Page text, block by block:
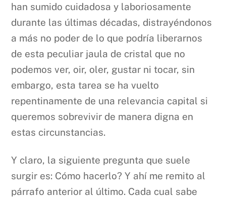
han sumido cuidadosa y laboriosamente
durante las últimas décadas, distrayéndonos
a más no poder de lo que podría liberarnos
de esta peculiar jaula de cristal que no
podemos ver, oir, oler, gustar ni tocar, sin
embargo, esta tarea se ha vuelto
repentinamente de una relevancia capital si
queremos sobrevivir de manera digna en
estas circunstancias.
Y claro, la siguiente pregunta que suele
surgir es: Cómo hacerlo? Y ahí me remito al
párrafo anterior al último. Cada cual sabe